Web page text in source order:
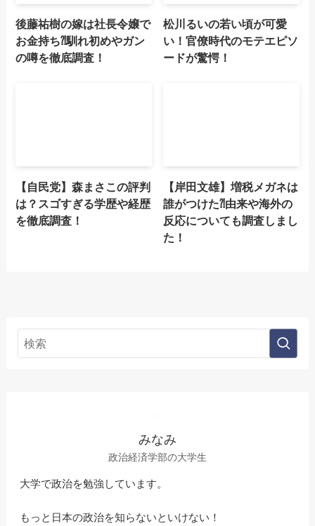
後藤祐樹の嫁は社長令嬢で
お金持ち⁈馴れ初めやガン
の噂を徹底調査！
松川るいの若い頃が可愛
い！官僚時代のモテエピソ
ードが驚愕！
【自民党】森まさこの評判
は？スゴすぎる学歴や経歴
を徹底調査！
【岸田文雄】増税メガネは
誰がつけた⁈由来や海外の
反応についても調査しまし
た！
みなみ
政治経済学部の大学生
大学で政治を勉強しています。
もっと日本の政治を知らないといけない！